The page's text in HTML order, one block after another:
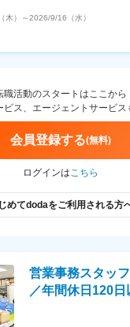
円～508,000円＜月給＞
当＞有＜給与補足＞※経験や
業20時間分が含まれており
木） ～2026/9/16（水）
職活動のスタートはここから
ビス、エージェントサービス
会員登録する(無料)
ログインはこちら
めてdodaをご利用される方
営業事務スタッ
／年間休日120